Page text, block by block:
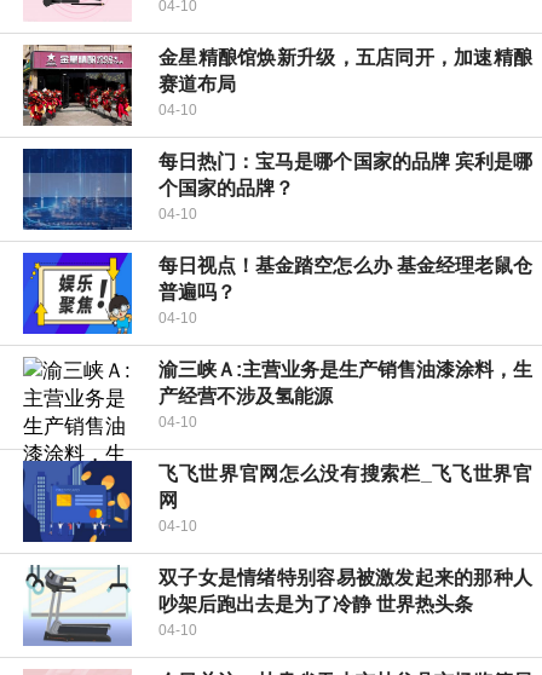
04-10
金星精酿馆焕新升级，五店同开，加速精酿
赛道布局
04-10
每日热门：宝马是哪个国家的品牌 宾利是哪
个国家的品牌？
04-10
每日视点！基金踏空怎么办 基金经理老鼠仓
普遍吗？
04-10
渝三峡Ａ:主营业务是生产销售油漆涂料，生
产经营不涉及氢能源
04-10
飞飞世界官网怎么没有搜索栏_飞飞世界官
网
04-10
双子女是情绪特别容易被激发起来的那种人
吵架后跑出去是为了冷静 世界热头条
04-10